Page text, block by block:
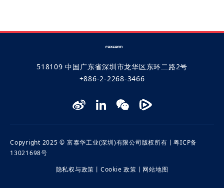
518109 中国广东省深圳市龙华区东环二路2号
+886-2-2268-3466
Copyright 2025 © 富泰华工业(深圳)有限公司版权所有丨粤ICP备
13021698号
隐私权与政策 丨 Cookie 政策 丨 网站地图